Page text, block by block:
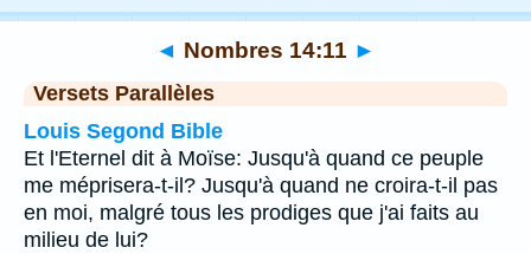
◄ Nombres 14:11 ►
Versets Parallèles
Louis Segond Bible
Et l'Eternel dit à Moïse: Jusqu'à quand ce peuple
me méprisera-t-il? Jusqu'à quand ne croira-t-il pas
en moi, malgré tous les prodiges que j'ai faits au
milieu de lui?